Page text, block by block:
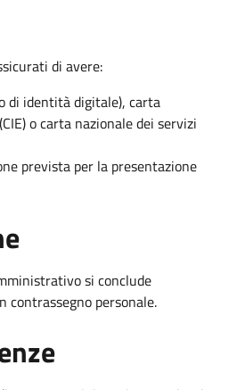
di avere:
di identità digitale), carta
o carta nazionale dei servizi
prevista per la presentazione
si conclude
personale.